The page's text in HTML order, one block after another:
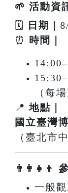
🌱 活動資
🗓
日期｜
⏰
時間｜
（每
📍地點｜
國立臺灣
（臺北市
👨‍👩‍👧‍👦
一般